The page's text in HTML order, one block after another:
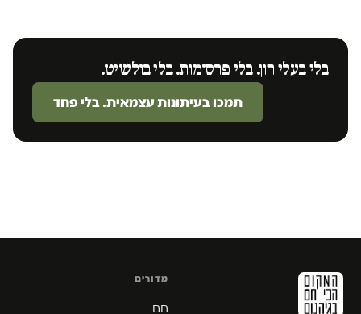
בלי בעלי הון. בלי פרסומות. בלי בולשיט.
תמכו בעיתונות עצמאית. בלי פחד
מדורים
חם